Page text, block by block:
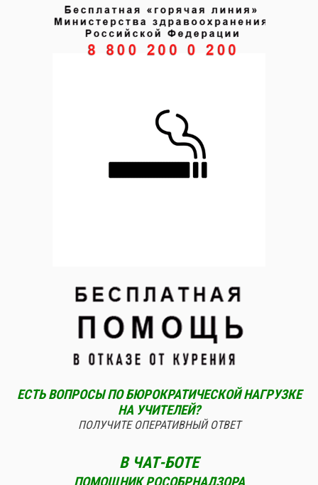
ЕСТЬ ВОПРОСЫ ПО БЮРОКРАТИЧЕСКОЙ НАГРУЗКЕ
НА УЧИТЕЛЕЙ?
ПОЛУЧИТЕ ОПЕРАТИВНЫЙ ОТВЕТ
В ЧАТ-БОТЕ